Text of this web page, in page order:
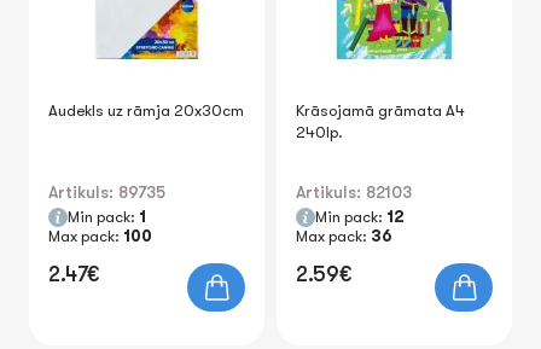
Audekls uz rāmja 20x30cm
Artikuls: 89735
Min pack: 1
Max pack: 100
2.47€
Krāsojamā grāmata A4
240lp.
Artikuls: 82103
Min pack: 12
Max pack: 36
2.59€